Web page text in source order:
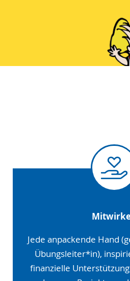
Jede anpackende Hand
Übungsleiter*in),
finanzielle